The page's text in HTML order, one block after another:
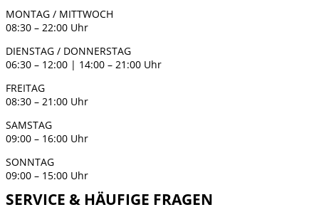
MONTAG / MITTWOCH
08:30 – 22:00 Uhr
DIENSTAG / DONNERSTAG
06:30 – 12:00 | 14:00 – 21:00 Uhr
FREITAG
08:30 – 21:00 Uhr
SAMSTAG
09:00 – 16:00 Uhr
SONNTAG
09:00 – 15:00 Uhr
SERVICE & HÄUFIGE FRAGEN